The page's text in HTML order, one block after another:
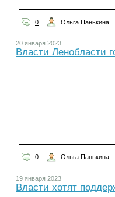
0 Ольга Панькина
20 января 2023
Власти Ленобласти
0 Ольга Панькина
19 января 2023
Власти хотят